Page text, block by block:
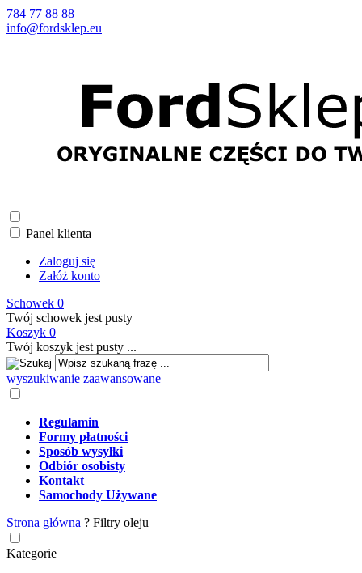
784 77 88 88
info@fordsklep.eu
Panel klienta
Zaloguj się
Załóż konto
Schowek 0
Twój schowek jest pusty
Koszyk 0
Twój koszyk jest pusty ...
wyszukiwanie zaawansowane
Regulamin
Formy płatności
Sposób wysyłki
Odbiór osobisty
Kontakt
Samochody Używane
Strona główna ? Filtry oleju
Kategorie